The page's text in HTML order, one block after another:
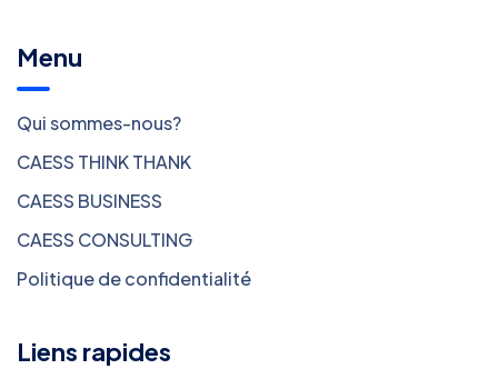
Menu
Qui sommes-nous?
CAESS THINK THANK
CAESS BUSINESS
CAESS CONSULTING
Politique de confidentialité
Liens rapides